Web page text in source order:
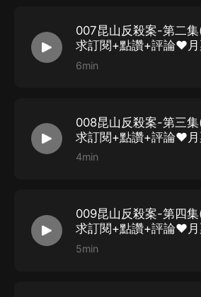
007昆山反殺案-第二
求訂閱+點讚+評論♥月
我)
6min
008昆山反殺案-第三
求訂閱+點讚+評論♥月
我)
4min
009昆山反殺案-第四
求訂閱+點讚+評論♥月
我)
5min